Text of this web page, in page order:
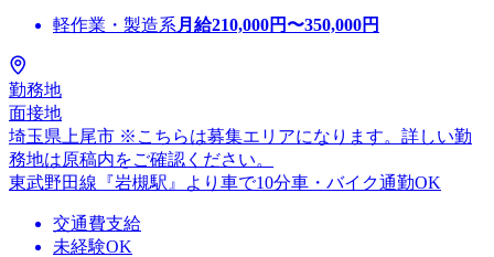
軽作業・製造系 月給210,000円〜350,000円
勤務地
面接地
埼玉県上尾市 ※こちらは募集エリアになります。詳しい勤
務地は原稿内をご確認ください。
東武野田線『岩槻駅』より車で10分車・バイク通勤OK
交通費支給
未経験OK